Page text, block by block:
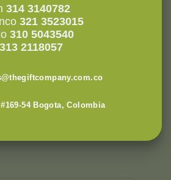
314 3140782
321 3523015
310 5043540
313 2118057
54 Bogota, Colombia